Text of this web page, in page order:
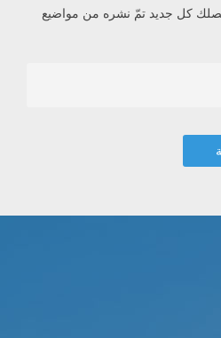
كل جديد تمّ نشره من مواضيع